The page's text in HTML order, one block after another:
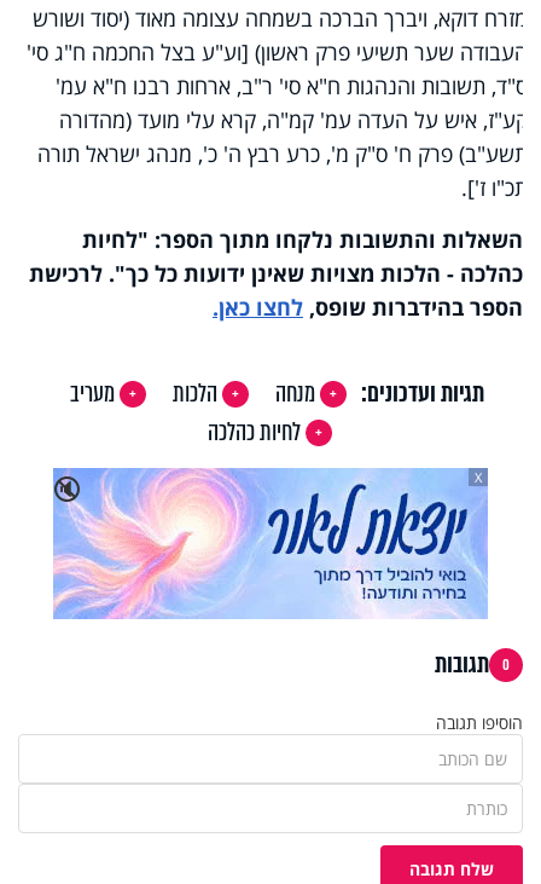
מזרח דוקא, ויברך הברכה בשמחה עצומה מאוד (יסוד ושורש
העבודה שער תשיעי פרק ראשון) [וע"ע בצל החכמה ח"ג סי'
ס"ד, תשובות והנהגות ח"א סי' ר"ב, ארחות רבנו ח"א עמ'
קע"ז, איש על העדה עמ' קמ"ה, קרא עלי מועד (מהדורה
תשע"ב) פרק ח' ס"ק מ', כרע רבץ ה' כ', מנהג ישראל תורה
תכ"ו ז'].
השאלות והתשובות נלקחו מתוך הספר: "לחיות
כהלכה - הלכות מצויות שאינן ידועות כל כך". לרכישת
הספר בהידברות שופס, לחצו כאן.
תגיות ועדכונים: מנחה הלכות
מעריב
לחיות כהלכה
🔇
X
0 תגובות
הוסיפו תגובה
שלח תגובה